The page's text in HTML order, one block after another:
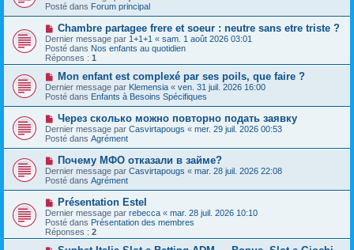
e
s
s
g
e
u
v
a
u
m
e
s
a
g
e
Posté dans Forum principal
N
o
u
v
e
a
u
m
e
s
a
g
e
Chambre partagee frere et soeur : neutre sans etre triste ?
Dernier message par 1+1+1 « sam. 1 août 2026 03:01
Posté dans Nos enfants au quotidien
Réponses : 1
N
o
u
v
e
a
u
m
e
s
a
g
e
Mon enfant est complexé par ses poils, que faire ?
Dernier message par Klemensia « ven. 31 juil. 2026 16:00
Posté dans Enfants à Besoins Spécifiques
N
o
u
v
e
a
u
m
e
s
a
g
e
Через сколько можно повторно подать заявку
Dernier message par Casvirtapougs « mer. 29 juil. 2026 00:53
Posté dans Agrément
N
o
u
v
e
a
u
m
e
Почему МФО отказали в займе?
Dernier message par Casvirtapougs « mar. 28 juil. 2026 22:08
Posté dans Agrément
N
o
u
v
e
a
Présentation Estel
Dernier message par rebecca « mar. 28 juil. 2026 10:10
Posté dans Présentation des membres
Réponses : 2
N